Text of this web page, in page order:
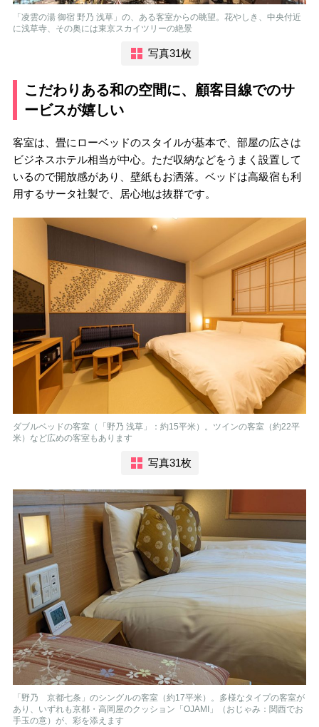
「凌雲の湯 御宿 野乃 浅草」の、ある客室からの眺望。花やしき、中央付近
に浅草寺、その奥には東京スカイツリーの絶景
写真31枚
こだわりある和の空間に、顧客目線でのサ
ービスが嬉しい
客室は、畳にローベッドのスタイルが基本で、部屋の広さは
ビジネスホテル相当が中心。ただ収納などをうまく設置して
いるので開放感があり、壁紙もお洒落。ベッドは高級宿も利
用するサータ社製で、居心地は抜群です。
ダブルベッドの客室（「野乃 浅草」：約15平米）。ツインの客室（約22平
米）など広めの客室もあります
写真31枚
「野乃 京都七条」のシングルの客室（約17平米）。多様なタイプの客室が
あり、いずれも京都・高岡屋のクッション「OJAMI」（おじゃみ：関西でお
手玉の意）が、彩を添えます